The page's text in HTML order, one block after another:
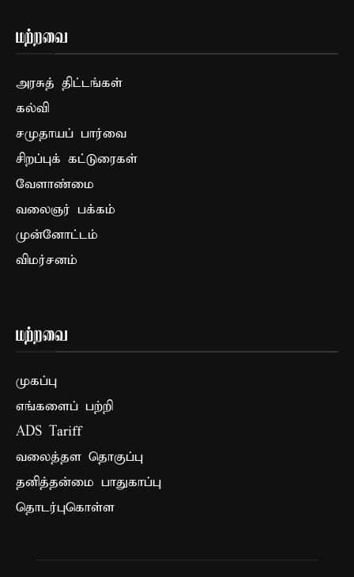
மற்றவை
அரசுத் திட்டங்கள்
கல்வி
சமுதாயப் பார்வை
சிறப்புக் கட்டுரைகள்
வேளாண்மை
வலைஞர் பக்கம்
முன்னோட்டம்
விமர்சனம்
மற்றவை
முகப்பு
எங்களைப் பற்றி
ADS Tariff
வலைத்தள தொகுப்பு
தனித்தன்மை பாதுகாப்பு
தொடர்புகொள்ள